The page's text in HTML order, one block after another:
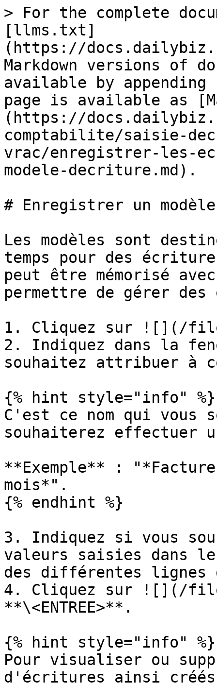
> For the complete
[llms.txt]
(https://
Markdown versions of
available by
page is available as
(https://
comptabilite/saisie-
vrac/enregistrer-les-
modele-decriture.md).
# Enregistrer un
Les modèles sont
temps pour des
peut être mémorisé
permettre de gérer des
1. Cliquez sur ![](/files/
2. Indiquez dans la
souhaitez attribuer à
{% hint style="info" %}
C'est ce nom qui vous
souhaiterez effectuer
**Exemple** :
mois*".
{% endhint %}
3. Indiquez si vous
valeurs saisies dans
des différentes
4. Cliquez sur ![](/files/
**\<ENTREE>**.
{% hint style="info" %}
Pour visualiser ou
d'écritures ainsi